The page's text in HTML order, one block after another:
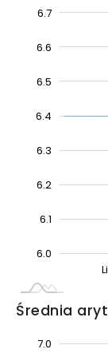
6.4
6.0
6.1
6.2
6.3
6.4
6.5
6.6
6.7
Średnia
7.0